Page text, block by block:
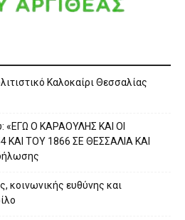
Καλοκαίρι Θεσσαλίας
«ΕΓΩ Ο ΚΑΡΑΟΥΛΗΣ ΚΑΙ ΟΙ
ΚΑΙ ΤΟΥ 1866 ΣΕ ΘΕΣΣΑΛΙΑ ΚΑΙ
κοινωνικής ευθύνης και